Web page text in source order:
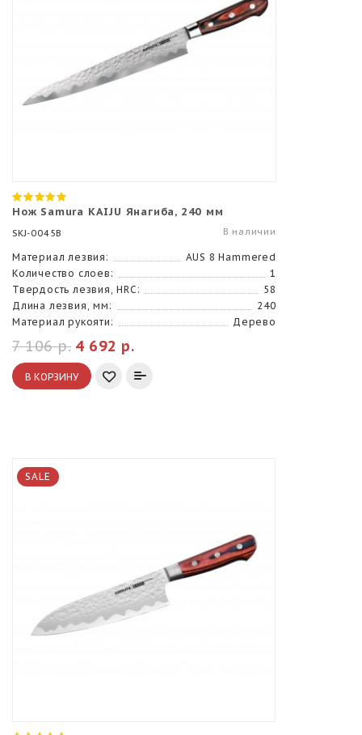
Нож Samura KAIJU Янагиба, 240 мм
SKJ-0045B В наличии
Материал лезвия:
AUS 8 Hammered
Количество слоев:
1
Твердость лезвия, HRC:
58
Длина лезвия, мм:
240
Материал рукояти:
Дерево
4 692 р.
7 106 р.
В КОРЗИНУ
SALE